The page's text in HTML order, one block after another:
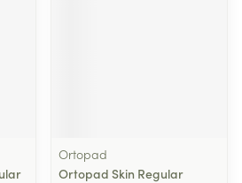
Ortopad
Ortopad Skin Regular